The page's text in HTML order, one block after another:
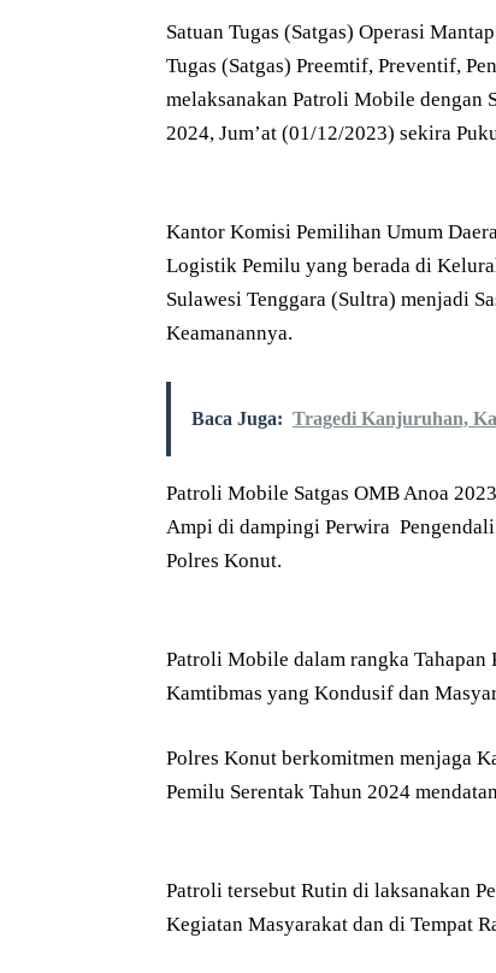
Satuan Tugas (Satgas) Operasi
Tugas (Satgas) Preemtif, Preventif,
melaksanakan Patroli Mobile dengan
2024, Jum’at (01/12/2023) sekira
Kantor Komisi Pemilihan Umum
Logistik Pemilu yang berada di
Sulawesi Tenggara (Sultra) menjadi
Keamanannya.
Baca Juga: Tragedi Kanjuruhan,
Patroli Mobile Satgas OMB Anoa
Ampi di dampingi Perwira
Polres Konut.
Patroli Mobile dalam rangka
Kamtibmas yang Kondusif dan
Polres Konut berkomitmen menjaga
Pemilu Serentak Tahun 2024
Patroli tersebut Rutin di laksanakan
Kegiatan Masyarakat dan di Tempat